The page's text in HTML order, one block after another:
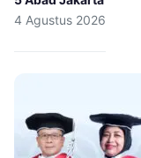
4 Agustus 2026